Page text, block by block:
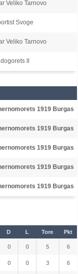
Veliko Tarnovo
Svoge
Veliko Tarnovo
II
1919 Burgas
1919 Burgas
1919 Burgas
1919 Burgas
1919 Burgas
D L Tore Pkt
0 0 5 6
0 0 3 6